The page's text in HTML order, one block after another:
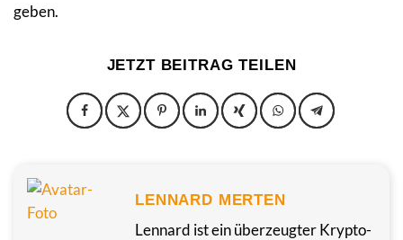
geben.
JETZT BEITRAG TEILEN
LENNARD MERTEN
Lennard ist ein überzeugter Krypto-